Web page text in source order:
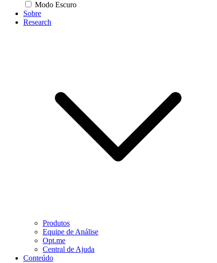
Modo Escuro
Sobre
Research
Produtos
Equipe de Análise
Opt.me
Central de Ajuda
Conteúdo